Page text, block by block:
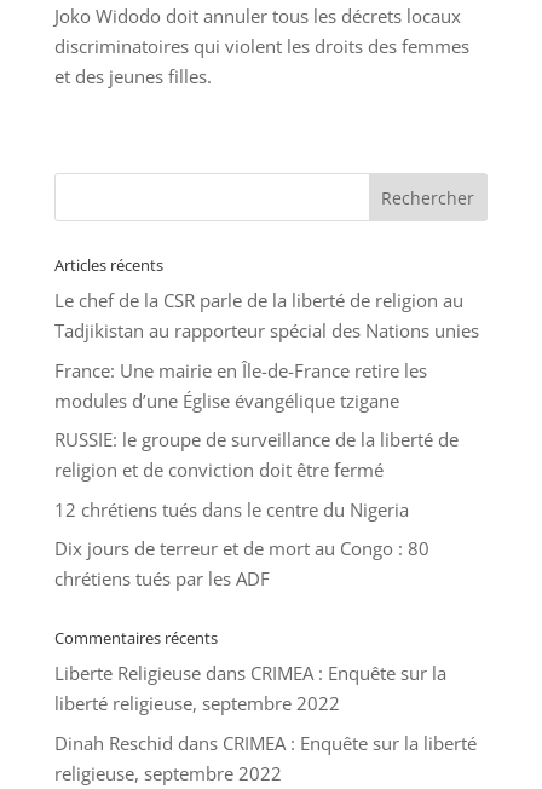
Joko Widodo doit annuler tous les décrets locaux
discriminatoires qui violent les droits des femmes
et des jeunes filles.
Articles récents
Le chef de la CSR parle de la liberté de religion au
Tadjikistan au rapporteur spécial des Nations unies
France: Une mairie en Île-de-France retire les
modules d’une Église évangélique tzigane
RUSSIE: le groupe de surveillance de la liberté de
religion et de conviction doit être fermé
12 chrétiens tués dans le centre du Nigeria
Dix jours de terreur et de mort au Congo : 80
chrétiens tués par les ADF
Commentaires récents
Liberte Religieusedans CRIMEA : Enquête sur la
liberté religieuse, septembre 2022
Dinah Reschid dans CRIMEA : Enquête sur la liberté
religieuse, septembre 2022